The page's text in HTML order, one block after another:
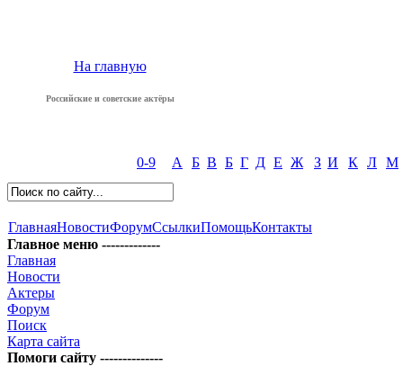
На главную
Российские и советские актёры
0-9 А Б В Б Г Д Е Ж З И К Л М
ГлавнаяНовостиФорумСсылкиПомощьКонтакты
Главное меню -------------
Главная
Новости
Актеры
Форум
Поиск
Карта сайта
Помоги сайту --------------